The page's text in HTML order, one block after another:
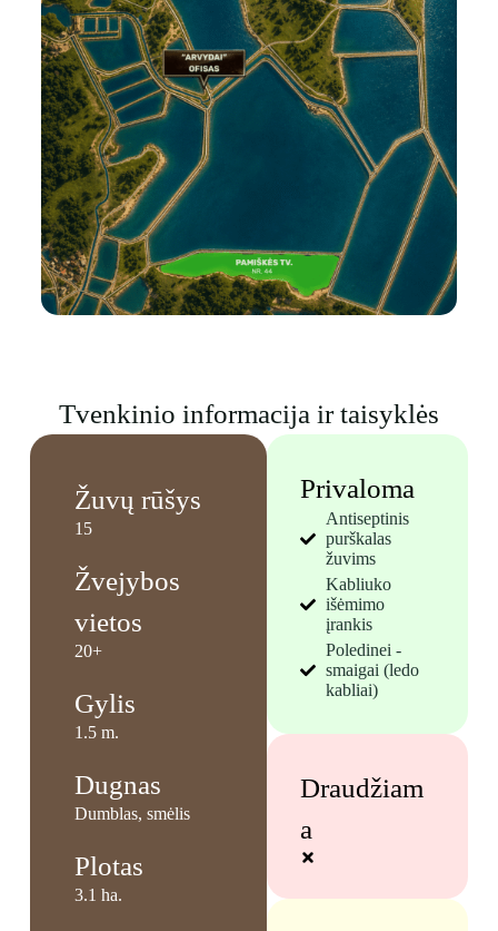
Tvenkinio informacija ir taisyklės
Žuvų rūšys
15
Žvejybos
vietos
20+
Gylis
1.5 m.
Dugnas
Dumblas, smėlis
Plotas
3.1 ha.
Privaloma
Antiseptinis
purškalas
žuvims
Kabliuko
išėmimo
įrankis
Poledinei -
smaigai (ledo
kabliai)
Draudžiam
a